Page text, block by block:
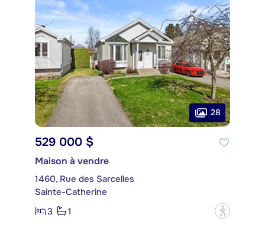
28
529 000 $
Maison à vendre
1460, Rue des Sarcelles
Sainte-Catherine
3
1 ?